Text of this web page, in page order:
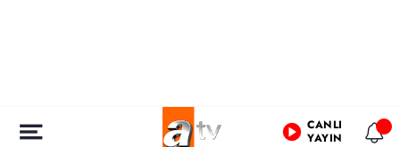
CANLI
YAYIN